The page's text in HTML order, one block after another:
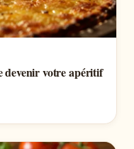
devenir votre apéritif